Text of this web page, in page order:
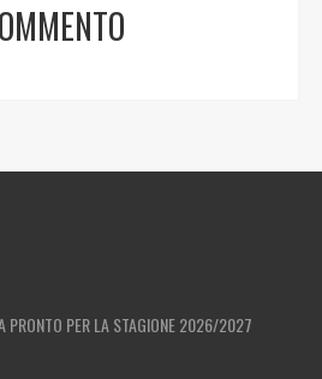
PRONTO PER LA STAGIONE 2026/2027